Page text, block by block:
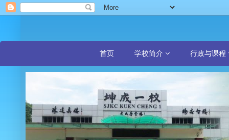
首页 学校简介 行政与课程